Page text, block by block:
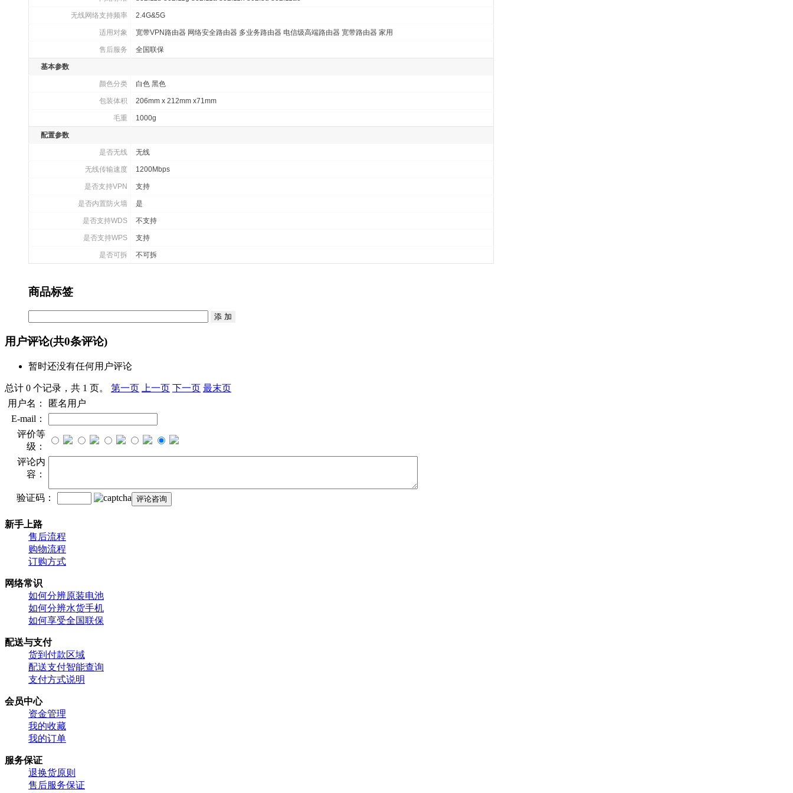
无线网络支持频率 2.4G&5G
适用对象 宽带VPN路由器 网络安全路由器 多业务路由器 电信级高端路由器 宽带路由器 家用
售后服务 全国联保
基本参数
颜色分类 白色 黑色
包装体积 206mm x 212mm x71mm
毛重 1000g
配置参数
是否无线 无线
无线传输速度 1200Mbps
是否支持VPN 支持
是否内置防火墙 是
是否支持WDS 不支持
是否支持WPS 支持
是否可拆 不可拆
商品标签
用户评论(共0条评论)
暂时还没有任何用户评论
总计 0 个记录，共 1 页。 第一页 上一页 下一页 最末页
用户名：
匿名用户
E-mail：
评价等
级：
评论内
容：
验证码：
新手上路
售后流程
购物流程
订购方式
网络常识
如何分辨原装电池
如何分辨水货手机
如何享受全国联保
配送与支付
货到付款区域
配送支付智能查询
支付方式说明
会员中心
资金管理
我的收藏
我的订单
服务保证
退换货原则
售后服务保证